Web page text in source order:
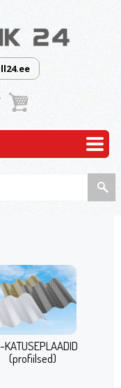
KATUSEPLAADID
(profiilsed)